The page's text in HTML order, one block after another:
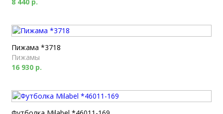
Пижама *3718
Пижамы
16 930 р.